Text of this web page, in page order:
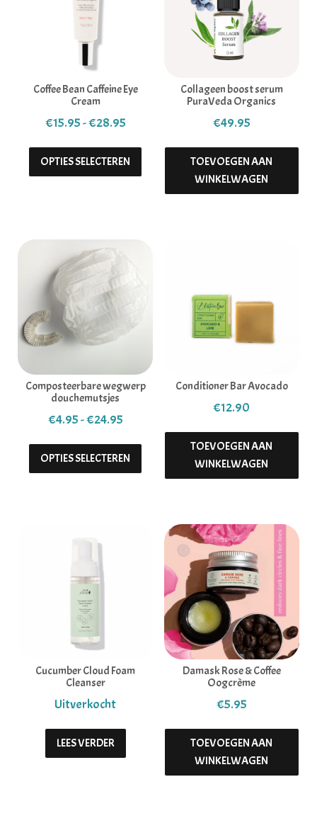
Coffee Bean Caffeine Eye
Cream
€15.95-€28.95Prijsklasse: €15.95 tot €28.95
OPTIES SELECTEREN
Dit product heeft meerdere variaties.
Collageen boost serum
PuraVeda Organics
€49.95
TOEVOEGEN AAN
WINKELWAGEN
Composteerbare wegwerp
douchemutsjes
€4.95-€24.95Prijsklasse: €4.95 tot €24.95
OPTIES SELECTEREN
Dit product heeft meerdere variaties.
Conditioner Bar Avocado
€12.90
TOEVOEGEN AAN
WINKELWAGEN
Cucumber Cloud Foam
Cleanser
LEES VERDER
Damask Rose & Coffee
Oogcrème
€5.95
TOEVOEGEN AAN
WINKELWAGEN